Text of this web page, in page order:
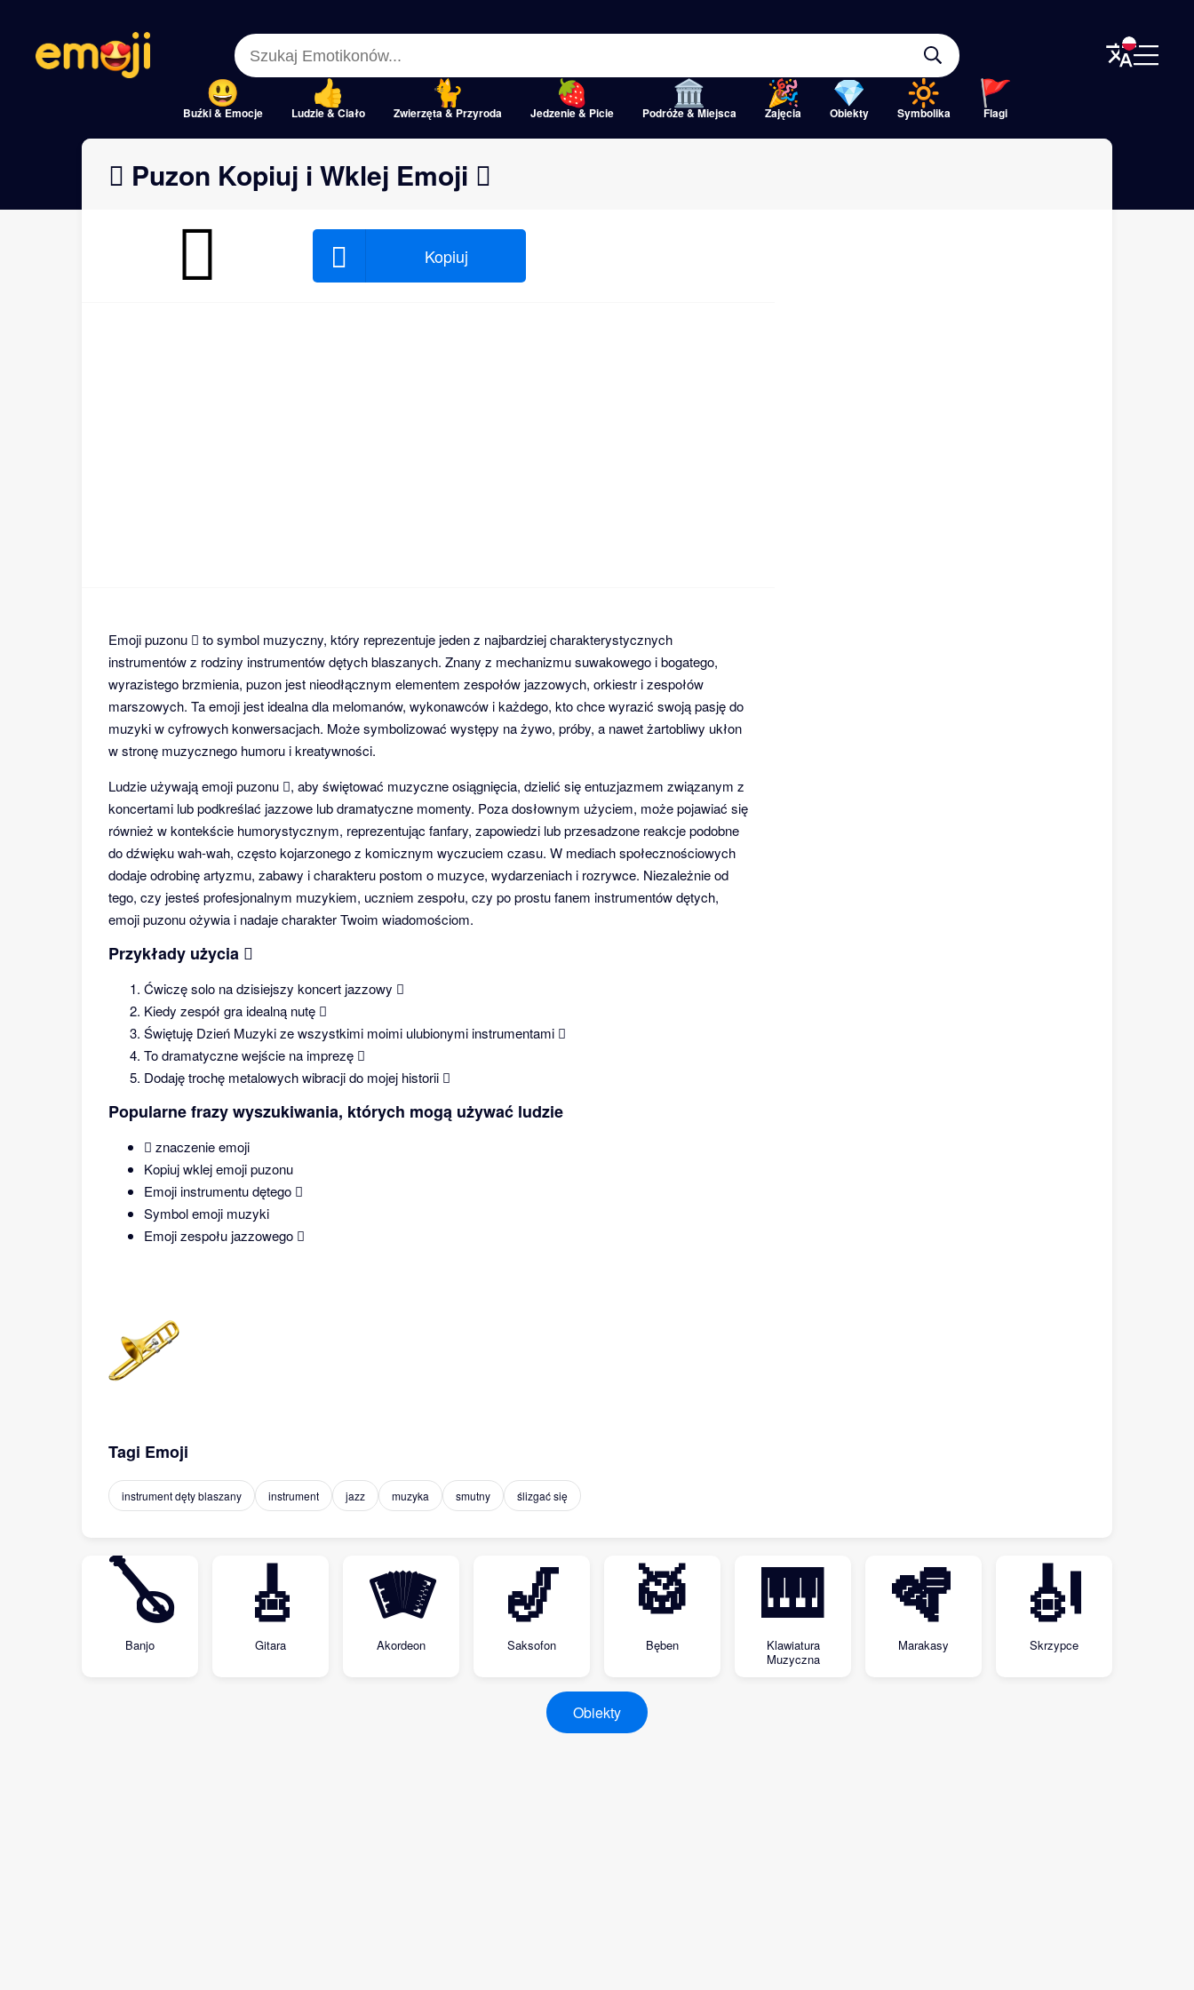
Buźki & Emocje Ludzie & Ciało Zwierzęta & Przyroda Jedzenie & Picie Podróże & Miejsca Zajęcia Obiekty Symbolika Flagi
Close
Close
🪊 Puzon Kopiuj i Wklej Emoji 🪊
🪊 🪊 Kopiuj
Emoji puzonu 🪊 to symbol muzyczny, który reprezentuje jeden z najbardziej charakterystycznych
instrumentów z rodziny instrumentów dętych blaszanych. Znany z mechanizmu suwakowego i bogatego,
wyrazistego brzmienia, puzon jest nieodłącznym elementem zespołów jazzowych, orkiestr i zespołów
marszowych. Ta emoji jest idealna dla melomanów, wykonawców i każdego, kto chce wyrazić swoją pasję do
muzyki w cyfrowych konwersacjach. Może symbolizować występy na żywo, próby, a nawet żartobliwy ukłon
w stronę muzycznego humoru i kreatywności.
Ludzie używają emoji puzonu 🪊, aby świętować muzyczne osiągnięcia, dzielić się entuzjazmem związanym z
koncertami lub podkreślać jazzowe lub dramatyczne momenty. Poza dosłownym użyciem, może pojawiać się
również w kontekście humorystycznym, reprezentując fanfary, zapowiedzi lub przesadzone reakcje podobne
do dźwięku wah-wah, często kojarzonego z komicznym wyczuciem czasu. W mediach społecznościowych
dodaje odrobinę artyzmu, zabawy i charakteru postom o muzyce, wydarzeniach i rozrywce. Niezależnie od
tego, czy jesteś profesjonalnym muzykiem, uczniem zespołu, czy po prostu fanem instrumentów dętych,
emoji puzonu ożywia i nadaje charakter Twoim wiadomościom.
Przykłady użycia 🪊
Ćwiczę solo na dzisiejszy koncert jazzowy 🪊
Kiedy zespół gra idealną nutę 🪊
Świętuję Dzień Muzyki ze wszystkimi moimi ulubionymi instrumentami 🪊
To dramatyczne wejście na imprezę 🪊
Dodaję trochę metalowych wibracji do mojej historii 🪊
Popularne frazy wyszukiwania, których mogą używać ludzie
🪊 znaczenie emoji
Kopiuj wklej emoji puzonu
Emoji instrumentu dętego 🪊
Symbol emoji muzyki
Emoji zespołu jazzowego 🪊
Tagi Emoji
instrument dęty blaszany instrument jazz muzyka smutny ślizgać się
🪕
Banjo
🎸
Gitara
🪗
Akordeon
🎷
Saksofon
🥁
Bęben
🎹
Klawiatura
Muzyczna
🪇
Marakasy
🎻
Skrzypce
Obiekty